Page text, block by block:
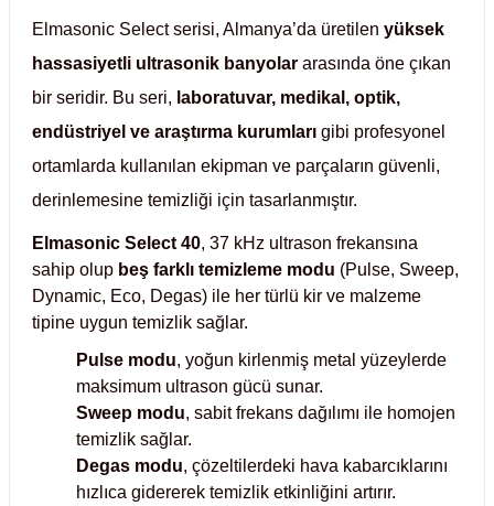
Kabinleri
Elmasonic Select serisi, Almanya’da üretilen yüksek
hassasiyetli ultrasonik banyolar arasında öne çıkan
bir seridir. Bu seri, laboratuvar, medikal, optik,
endüstriyel ve araştırma kurumları gibi profesyonel
ortamlarda kullanılan ekipman ve parçaların güvenli,
derinlemesine temizliği için tasarlanmıştır.
Elmasonic Select 40, 37 kHz ultrason frekansına
sahip olup beş farklı temizleme modu (Pulse, Sweep,
Dynamic, Eco, Degas) ile her türlü kir ve malzeme
tipine uygun temizlik sağlar.
Pulse modu, yoğun kirlenmiş metal yüzeylerde
maksimum ultrason gücü sunar.
Sweep modu, sabit frekans dağılımı ile homojen
temizlik sağlar.
Degas modu, çözeltilerdeki hava kabarcıklarını
hızlıca gidererek temizlik etkinliğini artırır.